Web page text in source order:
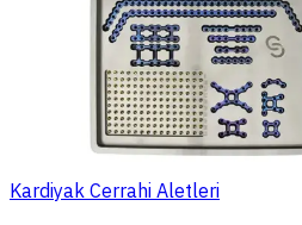
Kardiyak Cerrahi Aletleri